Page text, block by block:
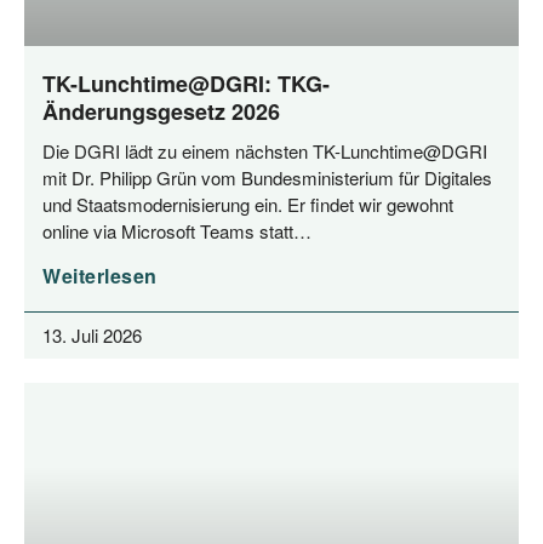
TK-Lunchtime@DGRI: TKG-
Änderungsgesetz 2026
Die DGRI lädt zu einem nächs­ten TK-Lunchtime@DGRI
mit Dr. Phil­ipp Grün vom Bun­des­mi­nis­te­ri­um für Digi­ta­les
und Staats­mo­der­ni­sie­rung ein. Er fin­det wir gewohnt
online via Micro­soft Teams statt…
Weiterlesen
13. Juli 2026